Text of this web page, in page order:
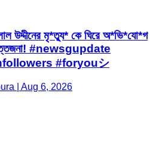
উদ্দীনের মৃ*ত্যু* কে ঘিরে অ*ভি*যো*গ
#newsgupdate
#foryouシ
| Aug 6, 2026